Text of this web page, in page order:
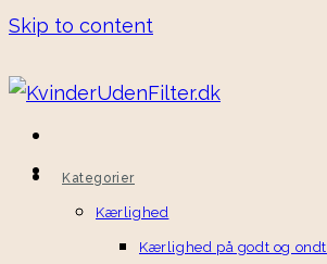
Skip to content
Kategorier
Kærlighed
Kærlighed på godt og ondt